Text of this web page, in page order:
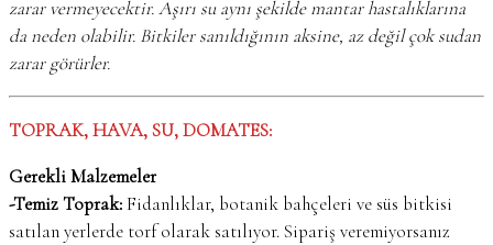
zarar vermeyecektir. Aşırı su aynı şekilde mantar hastalıklarına
da neden olabilir. Bitkiler sanıldığının aksine, az değil çok sudan
zarar görürler.
TOPRAK, HAVA, SU, DOMATES:
Gerekli Malzemeler
-Temiz Toprak:Fidanlıklar, botanik bahçeleri ve süs bitkisi
satılan yerlerde torf olarak satılıyor. Sipariş veremiyorsanız